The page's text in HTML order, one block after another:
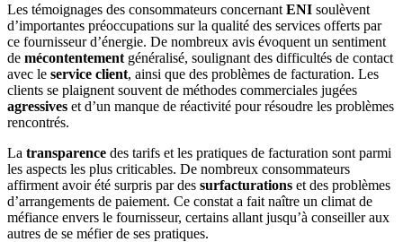
Les témoignages des consommateurs concernant ENI soulèvent
d’importantes préoccupations sur la qualité des services offerts par
ce fournisseur d’énergie. De nombreux avis évoquent un sentiment
de mécontentement généralisé, soulignant des difficultés de contact
avec le service client, ainsi que des problèmes de facturation. Les
clients se plaignent souvent de méthodes commerciales jugées
agressives et d’un manque de réactivité pour résoudre les problèmes
rencontrés.
La transparence des tarifs et les pratiques de facturation sont parmi
les aspects les plus criticables. De nombreux consommateurs
affirment avoir été surpris par des surfacturations et des problèmes
d’arrangements de paiement. Ce constat a fait naître un climat de
méfiance envers le fournisseur, certains allant jusqu’à conseiller aux
autres de se méfier de ses pratiques.